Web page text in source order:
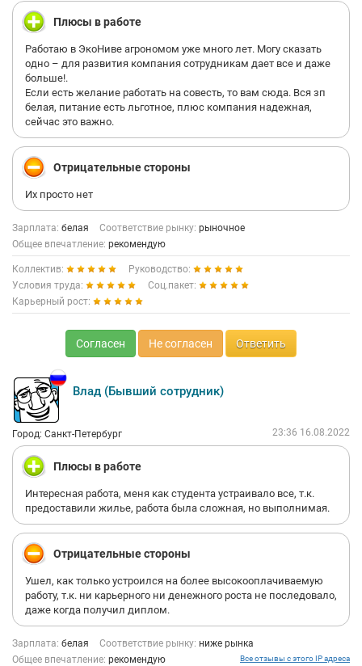
Плюсы в работе
Работаю в ЭкоНиве агрономом уже много лет. Могу сказать
одно – для развития компания сотрудникам дает все и даже
больше!.
Если есть желание работать на совесть, то вам сюда. Вся зп
белая, питание есть льготное, плюс компания надежная,
сейчас это важно.
Отрицательные стороны
Их просто нет
Зарплата: белая Соответствие рынку: рыночное
Общее впечатление: рекомендую
Коллектив:
Руководство:
Условия труда:
Соц.пакет:
Карьерный рост:
Согласен Не согласен Ответить
Влад (Бывший сотрудник)
Город: Санкт-Петербург 23:36 16.08.2022
Плюсы в работе
Интересная работа, меня как студента устраивало все, т.к.
предоставили жилье, работа была сложная, но выполнимая.
Отрицательные стороны
Ушел, как только устроился на более высокооплачиваемую
работу, т.к. ни карьерного ни денежного роста не последовало,
даже когда получил диплом.
Зарплата: белая Соответствие рынку: ниже рынка
Общее впечатление: рекомендую
Все отзывы с этого IP адреса